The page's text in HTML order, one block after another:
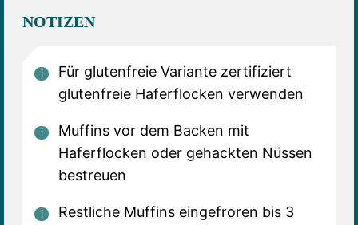
NOTIZEN
Für glutenfreie Variante zertifiziert
glutenfreie Haferflocken verwenden
Muffins vor dem Backen mit
Haferflocken oder gehackten Nüssen
bestreuen
Restliche Muffins eingefroren bis 3